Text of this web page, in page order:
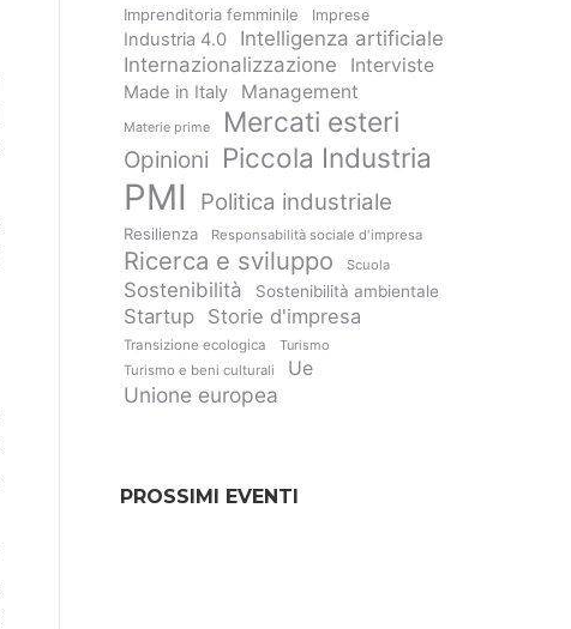
Imprenditoria femminile
Imprese
Industria 4.0
Intelligenza artificiale
Internazionalizzazione
Interviste
Made in Italy Management
Materie prime Mercati esteri
Opinioni Piccola Industria
PMI Politica industriale
Resilienza Responsabilità sociale d'impresa
Ricerca e sviluppo Scuola
Sostenibilità Sostenibilità ambientale
Startup Storie d'impresa
Transizione ecologica
Turismo
Turismo e beni culturali
Ue
Unione europea
PROSSIMI EVENTI